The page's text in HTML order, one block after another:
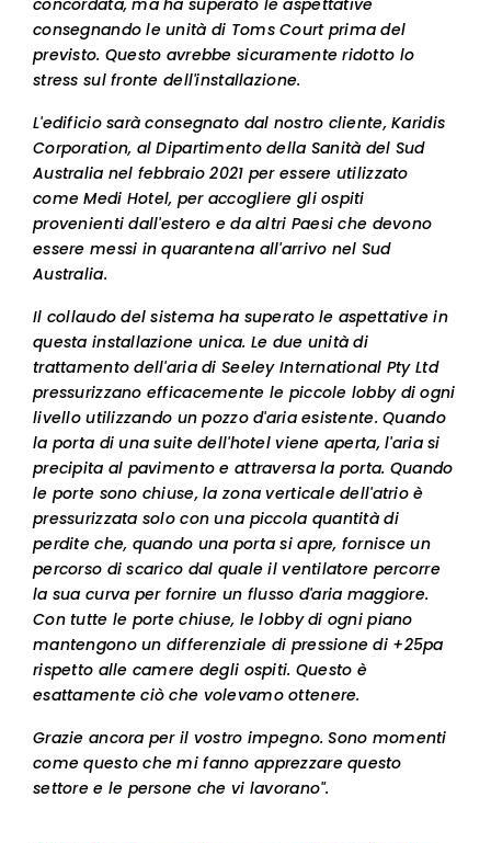
consegnando le unità di Toms Court prima del
previsto. Questo avrebbe sicuramente ridotto lo
stress sul fronte dell'installazione.
L'edificio sarà consegnato dal nostro cliente, Karidis
Corporation, al Dipartimento della Sanità del Sud
Australia nel febbraio 2021 per essere utilizzato
come Medi Hotel, per accogliere gli ospiti
provenienti dall'estero e da altri Paesi che devono
essere messi in quarantena all'arrivo nel Sud
Australia.
Il collaudo del sistema ha superato le aspettative in
questa installazione unica. Le due unità di
trattamento dell'aria di Seeley International Pty Ltd
pressurizzano efficacemente le piccole lobby di ogni
livello utilizzando un pozzo d'aria esistente. Quando
la porta di una suite dell'hotel viene aperta, l'aria si
precipita al pavimento e attraversa la porta. Quando
le porte sono chiuse, la zona verticale dell'atrio è
pressurizzata solo con una piccola quantità di
perdite che, quando una porta si apre, fornisce un
percorso di scarico dal quale il ventilatore percorre
la sua curva per fornire un flusso d'aria maggiore.
Con tutte le porte chiuse, le lobby di ogni piano
mantengono un differenziale di pressione di +25pa
rispetto alle camere degli ospiti. Questo è
esattamente ciò che volevamo ottenere.
Grazie ancora per il vostro impegno. Sono momenti
come questo che mi fanno apprezzare questo
settore e le persone che vi lavorano".